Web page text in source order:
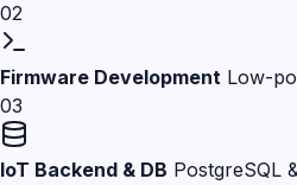
02
Firmware Development Low-
03
IoT Backend & DB PostgreSQL